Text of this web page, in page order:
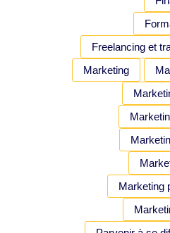
Freelancing et
Marketing
Marketing